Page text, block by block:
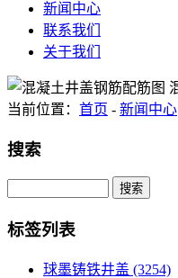
新闻中心
联系我们
关于我们
当前位置： 首页 - 新闻中心
搜索
Search
标签列表
球墨铸铁井盖 (3254)